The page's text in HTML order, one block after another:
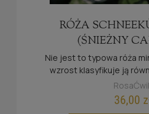
RÓŻA
(ŚNIEŻNY
Nie jest to typowa róża
wzrost klasyfikuje ją
rabatową o wielu
polecana do donic na
36,00